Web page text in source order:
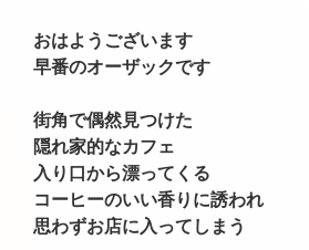
おはようございます
早番のオーザックです
街角で偶然見つけた
隠れ家的なカフェ
入り口から漂ってくる
コーヒーのいい香りに誘われ
思わずお店に入ってしまう